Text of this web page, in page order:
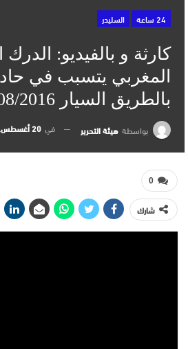
24 ساعة السليدر
كارثة و بالفيديو:
المغربي يتسبب في
بالطريق السيار 19/08/2016
بواسطة هيئة التحرير في 20 أغسطس, 2016
0
شارك